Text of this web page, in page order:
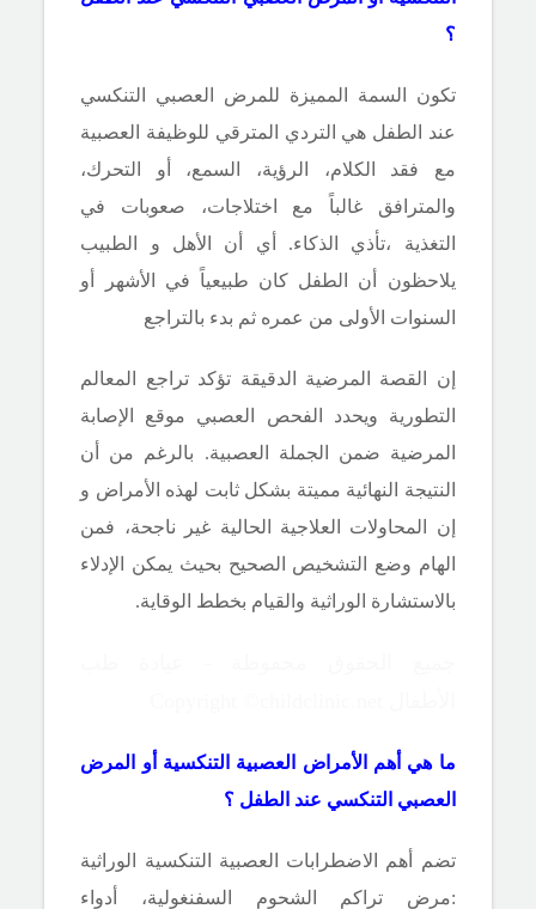
؟
تكون السمة المميزة للمرض العصبي التنكسي
عند الطفل هي التردي المترقي للوظيفة العصبية
مع فقد الكلام، الرؤية، السمع، أو التحرك،
والمترافق غالباً مع اختلاجات، صعوبات في
التغذية ،تأذي الذكاء. أي أن الأهل و الطبيب
يلاحظون أن الطفل كان طبيعياً في الأشهر أو
السنوات الأولى من عمره ثم بدء بالتراجع
إن القصة المرضية الدقيقة تؤكد تراجع المعالم
التطورية ويحدد الفحص العصبي موقع
الإصابة
المرضية ضمن الجملة العصبية. بالرغم من أن
النتيجة النهائية مميتة بشكل ثابت لهذه الأمراض و
إن المحاولات العلاجية الحالية غير ناجحة، فمن
الهام وضع التشخيص الصحيح بحيث يمكن الإدلاء
بالاستشارة الوراثية والقيام بخطط الوقاية.
ما هي أهم الأمراض العصبية التنكسية أو المرض
العصبي التنكسي عند الطفل ؟
تضم أهم الاضطرابات العصبية التنكسية الوراثية
:مرض تراكم الشحوم السفنغولية، أدواء